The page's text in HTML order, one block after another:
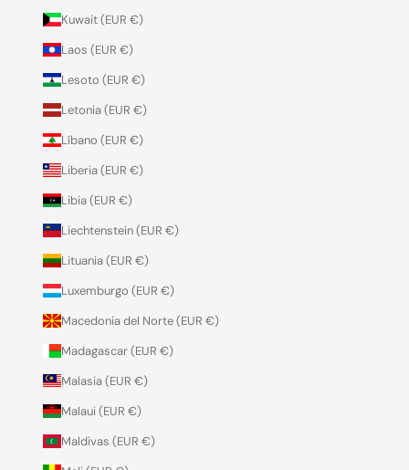
Kuwait (EUR €)
Laos (EUR €)
Lesoto (EUR €)
Letonia (EUR €)
Líbano (EUR €)
Liberia (EUR €)
Libia (EUR €)
Liechtenstein (EUR €)
Lituania (EUR €)
Luxemburgo (EUR €)
Macedonia del Norte (EUR €)
Madagascar (EUR €)
Malasia (EUR €)
Malaui (EUR €)
Maldivas (EUR €)